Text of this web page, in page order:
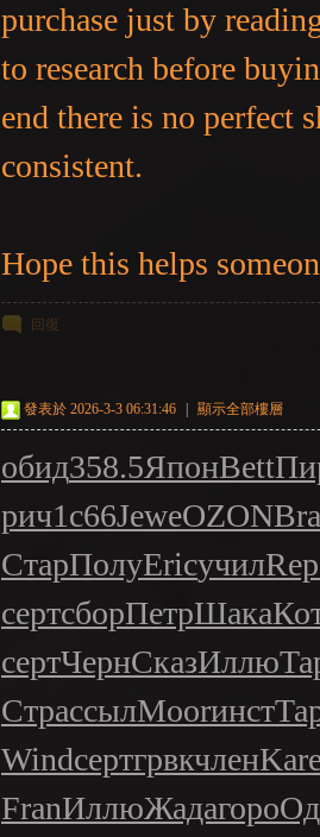
purchase just by
to research before
end there is no perfect
consistent.
Hope this helps
回復
發表於 2026-3-3 06:31:46 顯示全部樓層
обид358.5ЯпонBett
рич1с66JeweOZON
СтарПолуEricучил
сертсборПетрШака
сертЧернСказИллю
СтрассылMoorинст
Windсертгрвкчлен
FranИллюЖадагоро